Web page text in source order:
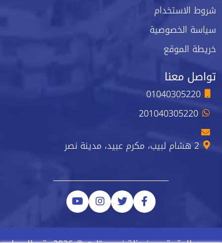
شروط الاستخدام
سياسة الخصوصية
خريطة الموقع
تواصل معنا
01040305220
201040305220
2 هشام لبيب، مكرم عبيد، مدينة نصر